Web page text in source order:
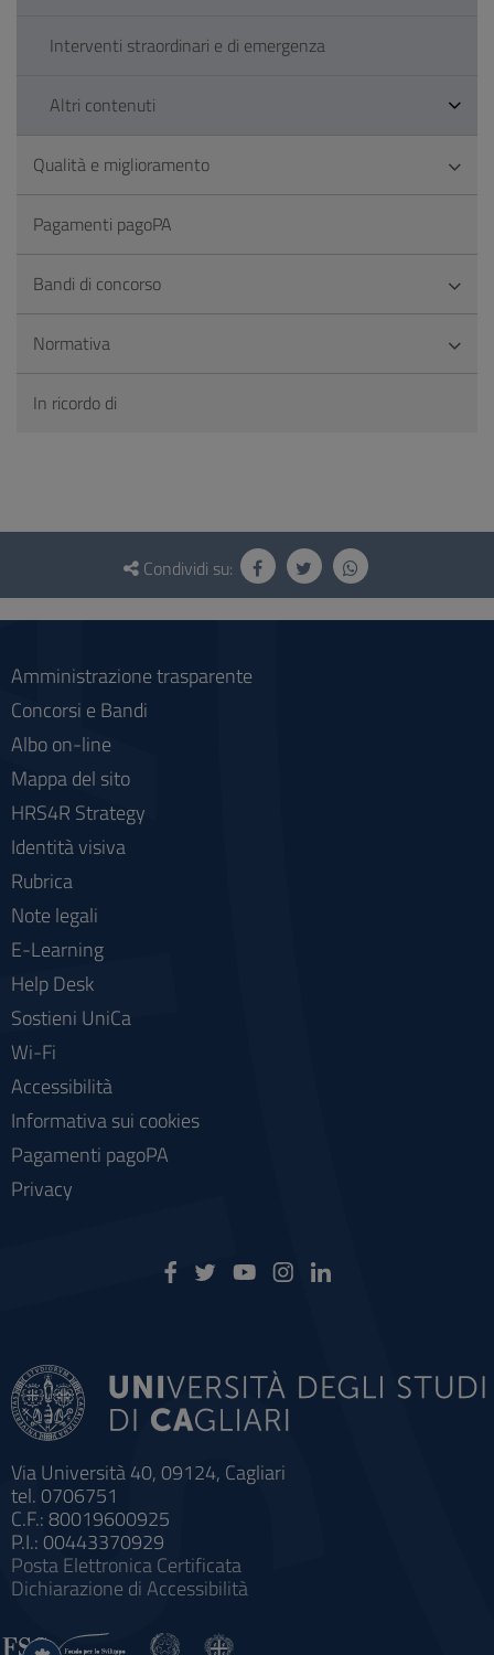
Interventi straordinari e di emergenza
Altri contenuti
Qualità e miglioramento
Pagamenti pagoPA
Bandi di concorso
Normativa
In ricordo di
Questionario
social
Condividi su:
Via Università 40, 09124, Cagliari
tel. 0706751
C.F.: 80019600925
P.I.: 00443370929
Posta Elettronica Certificata
Dichiarazione di Accessibilità
Amministrazione trasparente
Concorsi e Bandi
Albo on-line
Mappa del sito
HRS4R Strategy
Identità visiva
Rubrica
Note legali
E-Learning
Help Desk
Sostieni UniCa
Wi-Fi
Accessibilità
Informativa sui cookies
Pagamenti pagoPA
Privacy
Impostazioni